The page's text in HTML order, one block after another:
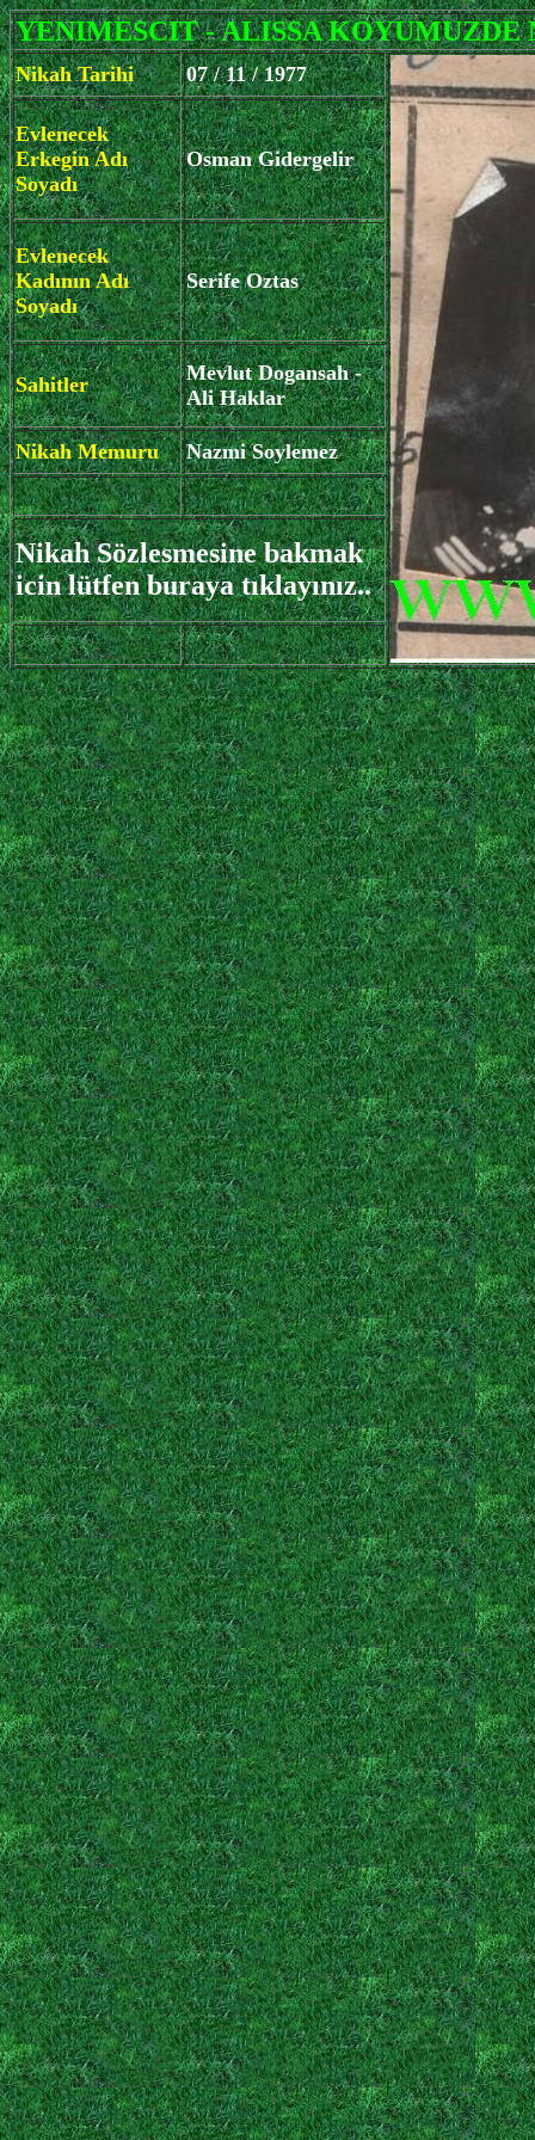
YENIMESCIT - ALISSA
Nikah Tarihi 07 / 11 / 1977
Evlenecek
Erkegin Adı
Soyadı
Osman Gidergelir
Evlenecek
Kadının Adı
Soyadı
Serife Oztas
Sahitler
Mevlut Dogansah -
Ali Haklar
Nikah Memuru Nazmi Soylemez
Nikah Sözlesmesine bakmak
icin lütfen buraya tıklayınız..